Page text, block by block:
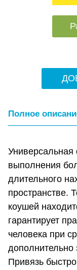
Полное
выполнения
длительного
пространстве.
коушей
гарантирует
человека при
Привязь